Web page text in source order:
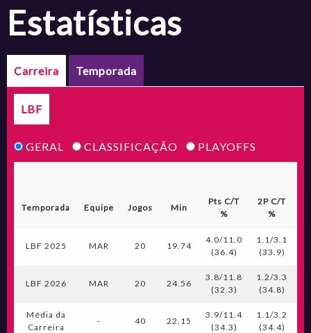
estatísticas
Carreira Temporada
LBF
GERAL CLASSIFICAÇÃO PLAYOFFS
Temporada Equipe Jogos Min
Pts C/T
%
2P C/T
%
LBF 2025 MAR 20 19.74
4.0/11.0
(36.4)
1.1/3.1
(33.9)
LBF 2026 MAR 20 24.56
3.8/11.8
(32.3)
1.2/3.3
(34.8)
Média da
Carreira
- 40 22.15
3.9/11.4
(34.3)
1.1/3.2
(34.4)